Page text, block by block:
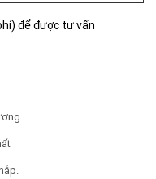
để được tư vấn